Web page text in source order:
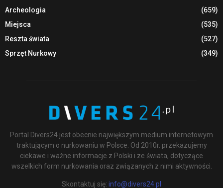
Archeologia
(659)
Miejsca
(535)
Reszta świata
(527)
Sprzęt Nurkowy
(349)
Portal Divers24 jest obecnie największym medium internetowym
traktującym o nurkowaniu w Polsce. Od 2010r. przekazujemy
ciekawe i ważne informacje z Polski i ze świata, dotyczące
wszelkich form nurkowania oraz związanych z nimi aktywności.
Skontaktuj się: info@divers24.pl